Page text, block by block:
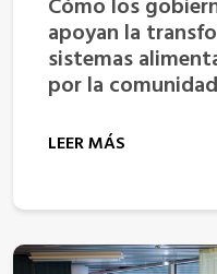
Cómo los
apoyan la
sistemas
por la comunidad
LEER MÁS